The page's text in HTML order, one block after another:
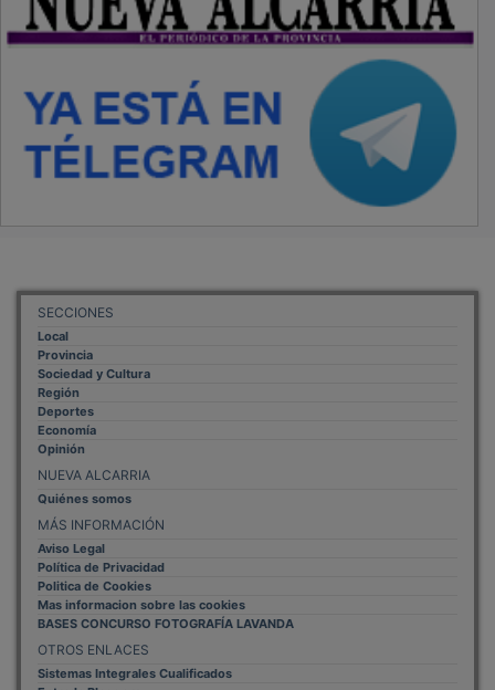
SECCIONES
Local
Provincia
Sociedad y Cultura
Región
Deportes
Economía
Opinión
NUEVA ALCARRIA
Quiénes somos
MÁS INFORMACIÓN
Aviso Legal
Política de Privacidad
Politica de Cookies
Mas informacion sobre las cookies
BASES CONCURSO FOTOGRAFÍA LAVANDA
OTROS ENLACES
Sistemas Integrales Cualificados
Entrada Bloggers